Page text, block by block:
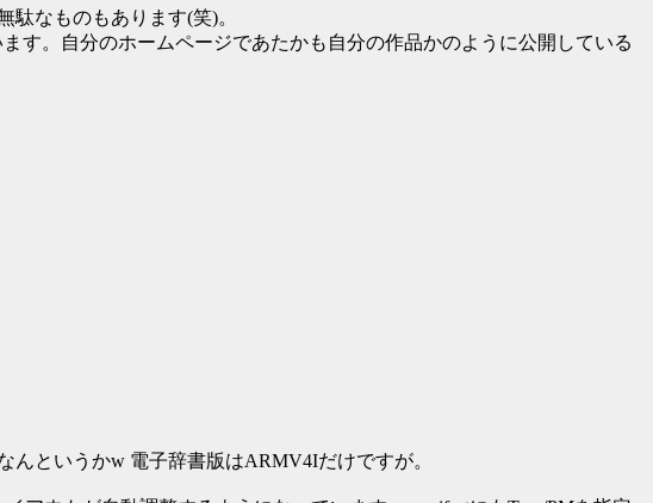
なものもあります(笑)。
す。自分のホームページであたかも自分の作品かのように公開している
んというかw 電子辞書版はARMV4Iだけですが。